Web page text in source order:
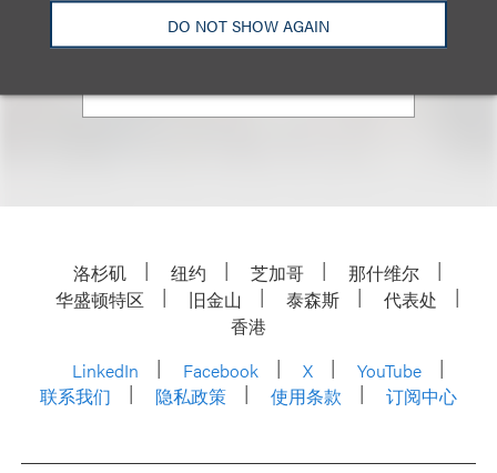
DO NOT SHOW AGAIN
+1.212.407.4235
Email
洛杉矶 纽约 芝加哥
那什维尔
华盛顿特区
旧金山 泰森斯
代表处
香港
LinkedIn
Facebook X
YouTube
联系我们
隐私政策 使用条款 订阅中心